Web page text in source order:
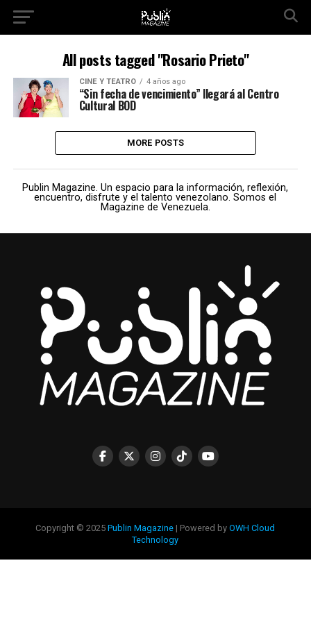
All posts tagged "Rosario Prieto"
CINE Y TEATRO 4 años ago
“Sin fecha de vencimiento” llegará al Centro
Cultural BOD
MORE POSTS
Publin Magazine. Un espacio para la información, reflexión,
encuentro, disfrute y el talento venezolano. Somos el
Magazine de Venezuela.
Copyright © 2025Publin Magazine | Powered byOWH Cloud
Technology